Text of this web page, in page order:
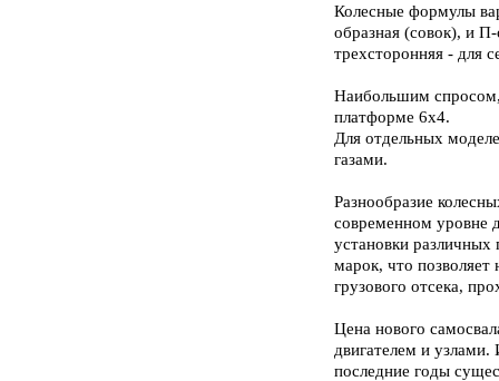
Колесные формулы
образная (совок), и
трехсторонняя - для
Наибольшим спросом,
платформе 6х4.
Для отдельных
газами.
Разнообразие
современном уровне
установки
марок, что
грузового отсека,
Цена нового
двигателем и
последние годы